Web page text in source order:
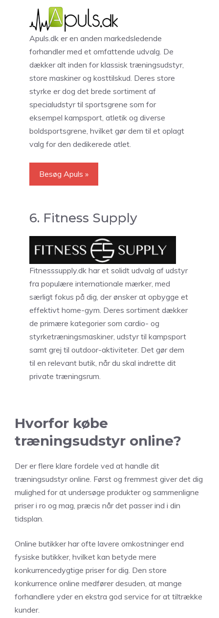
Apuls.dk er en anden markedsledende
forhandler med et omfattende udvalg. De
dækker alt inden for klassisk træningsudstyr,
store maskiner og kosttilskud. Deres store
styrke er dog det brede sortiment af
specialudstyr til sportsgrene som for
eksempel kampsport, atletik og diverse
boldsportsgrene, hvilket gør dem til et oplagt
valg for den dedikerede atlet.
Besøg Apuls »
6. Fitness Supply
Fitnesssupply.dk har et solidt udvalg af udstyr
fra populære internationale mærker, med
særligt fokus på dig, der ønsker at opbygge et
effektivt home-gym. Deres sortiment dækker
de primære kategorier som cardio- og
styrketræningsmaskiner, udstyr til kampsport
samt grej til outdoor-aktiviteter. Det gør dem
til en relevant butik, når du skal indrette dit
private træningsrum.
Hvorfor købe
træningsudstyr online?
Der er flere klare fordele ved at handle dit
træningsudstyr online. Først og fremmest giver det dig
mulighed for at undersøge produkter og sammenligne
priser i ro og mag, præcis når det passer ind i din
tidsplan.
Online butikker har ofte lavere omkostninger end
fysiske butikker, hvilket kan betyde mere
konkurrencedygtige priser for dig. Den store
konkurrence online medfører desuden, at mange
forhandlere yder en ekstra god service for at tiltrække
kunder.